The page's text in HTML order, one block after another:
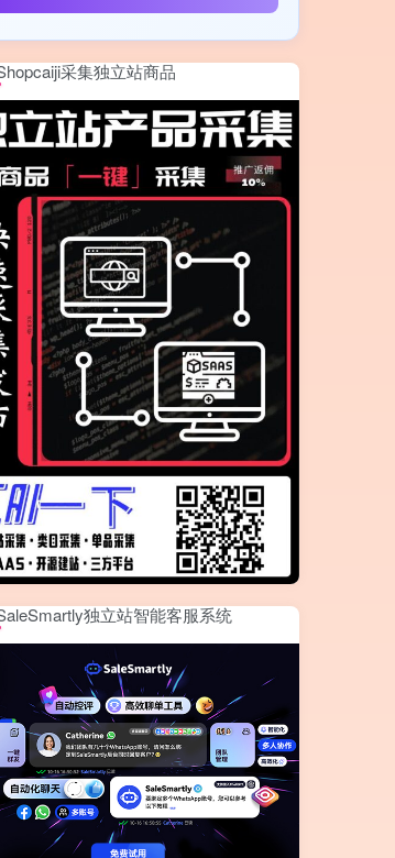
采集独立站商品
独立站智能客服系统